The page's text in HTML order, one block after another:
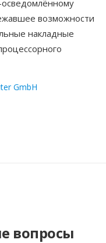
осведомлённому
возможности
накладные
GmbH
вопросы